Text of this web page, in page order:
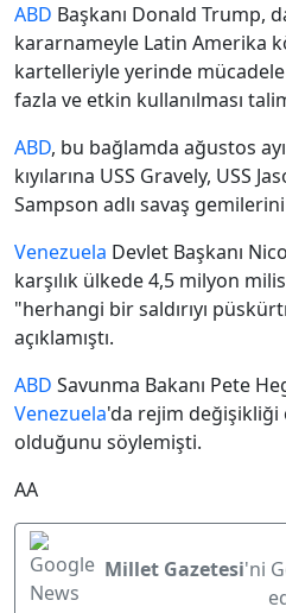
ABD Başkanı Donald Trump,
kararnameyle Latin Amerika
kartelleriyle yerinde
fazla ve etkin kullanılması
ABD, bu bağlamda ağustos
kıyılarına USS Gravely, USS
Sampson adlı savaş
Venezuela Devlet Başkanı
karşılık ülkede 4,5 milyon
"herhangi bir saldırıyı
açıklamıştı.
ABD Savunma Bakanı Pete
Venezuela'da rejim değişikliği
olduğunu söylemişti.
AA
Millet Gazetesi'ni